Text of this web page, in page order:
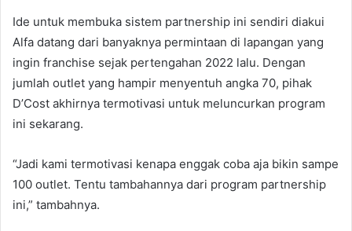
Ide untuk membuka sistem partnership ini sendiri diakui
Alfa datang dari banyaknya permintaan di lapangan yang
ingin franchise sejak pertengahan 2022 lalu. Dengan
jumlah outlet yang hampir menyentuh angka 70, pihak
D’Cost akhirnya termotivasi untuk meluncurkan program
ini sekarang.
“Jadi kami termotivasi kenapa enggak coba aja bikin sampe
100 outlet. Tentu tambahannya dari program partnership
ini,” tambahnya.